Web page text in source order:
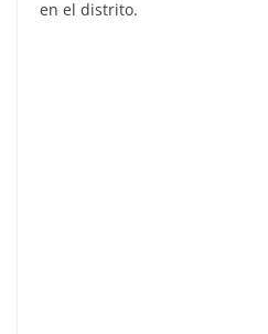
en el distrito.